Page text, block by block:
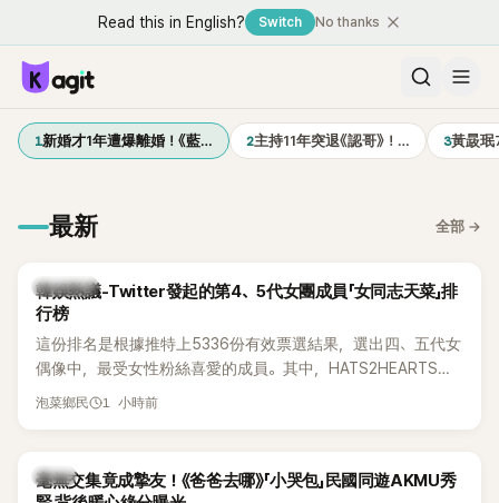
Read this in English? Switch No thanks
1新婚才1年遭爆離婚！《藍… 2主持11年突退《認哥》！… 3黃晸
最新 全部 →
熱議討論
韓娛熱議-Twitter發起的第4、5代女團成員「女同志天菜」排
行榜
這份排名是根據推特上5336份有效票選結果，選出四、五代女
偶像中，最受女性粉絲喜愛的成員。其中，HATS2HEARTS成
員包攬了前三名，展現了她們在女性社群中的高人氣。
泡菜鄉民 1 小時前
韓星
毫無交集竟成摯友！《爸爸去哪》「小哭包」民國同遊AKMU秀